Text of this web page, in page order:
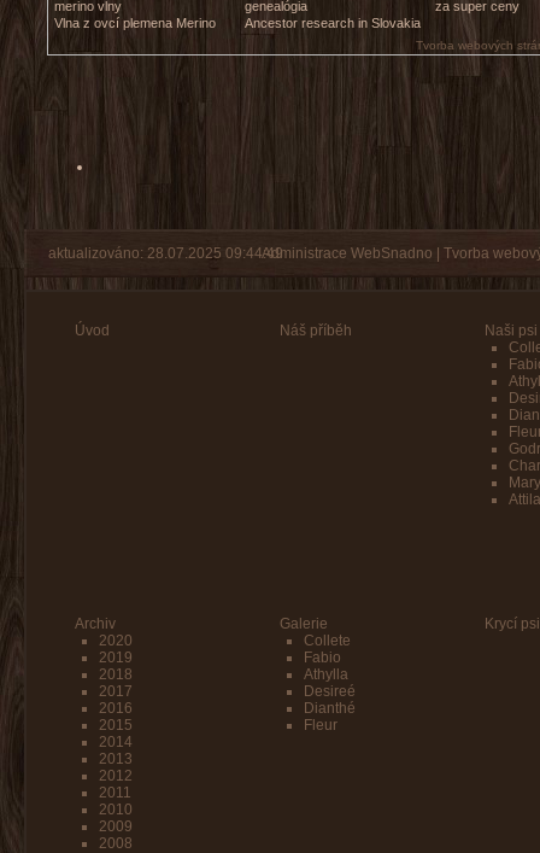
merino vlny
Vlna z ovcí plemena Merino
genealógia
Ancestor research in Slovakia
za super ceny
Tvorba webových
Administrace WebSnadno Tvorba
aktualizováno: 28.07.2025 09:44:49
Úvod Náš příběh
Naši psi
Mary
Attila
Archiv
2020
2019
2018
2017
2016
2015
2014
2013
2012
2011
2010
2009
2008
Galerie
Collete
Fabio
Athylla
Desireé
Dianthé
Fleur
Krycí psi